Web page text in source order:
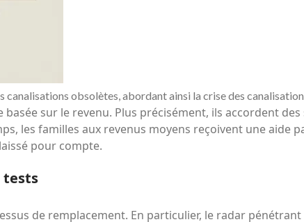
obsolètes, abordant ainsi la crise des
basée sur le revenu. Plus précisément, ils accordent
les familles aux revenus moyens reçoivent une aide
pour compte.
tests
de remplacement. En particulier, le radar